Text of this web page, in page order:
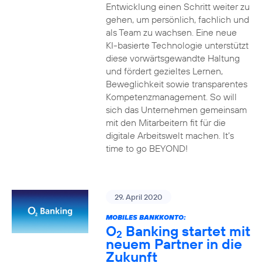
Entwicklung einen Schritt weiter zu
gehen, um persönlich, fachlich und
als Team zu wachsen. Eine neue
KI-basierte Technologie unterstützt
diese vorwärtsgewandte Haltung
und fördert gezieltes Lernen,
Beweglichkeit sowie transparentes
Kompetenzmanagement. So will
sich das Unternehmen gemeinsam
mit den Mitarbeitern fit für die
digitale Arbeitswelt machen. It’s
time to go BEYOND!
29. April 2020
MOBILES BANKKONTO:
O2 Banking startet mit
neuem Partner in die
Zukunft